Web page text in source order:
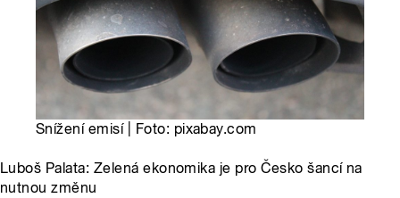
Snížení emisí | Foto: pixabay.com
Luboš Palata: Zelená ekonomika je pro Česko šancí na
nutnou změnu